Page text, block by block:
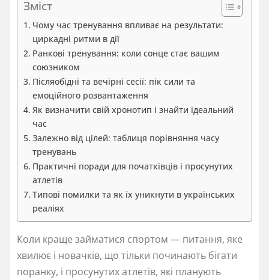
Зміст
Чому час тренування впливає на результати:
циркадні ритми в дії
Ранкові тренування: коли сонце стає вашим
союзником
Післяобідні та вечірні сесії: пік сили та
емоційного розвантаження
Як визначити свій хронотип і знайти ідеальний
час
Залежно від цілей: таблиця порівняння часу
тренувань
Практичні поради для початківців і просунутих
атлетів
Типові помилки та як їх уникнути в українських
реаліях
Коли краще займатися спортом — питання, яке
хвилює і новачків, що тільки починають бігати
поранку, і просунутих атлетів, які планують